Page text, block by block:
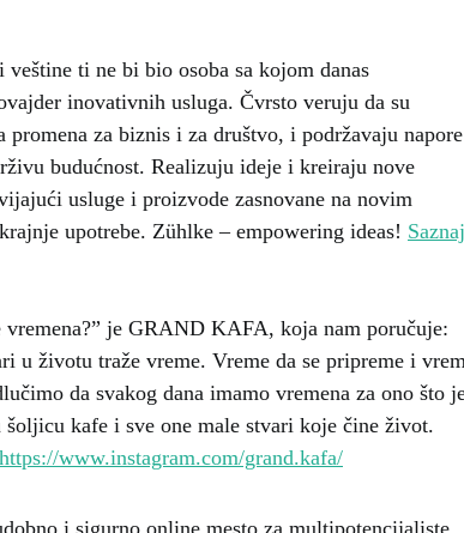
ti ne bi bio osoba sa kojom danas
inovativnih usluga. Čvrsto veruju da su
za biznis i za društvo, i podržavaju napore
budućnost. Realizuju ideje i kreiraju nove
usluge i proizvode zasnovane na novim
upotrebe. Zühlke – empowering ideas! Saznaj
je GRAND KAFA, koja nam poručuje:
u životu traže vreme. Vreme da se pripreme i
da svakog dana imamo vremena za ono što
šoljicu kafe i sve one male stvari koje čine život.
https://www.instagram.com/grand.kafa/
i sigurno online mesto za multipotencijaliste,